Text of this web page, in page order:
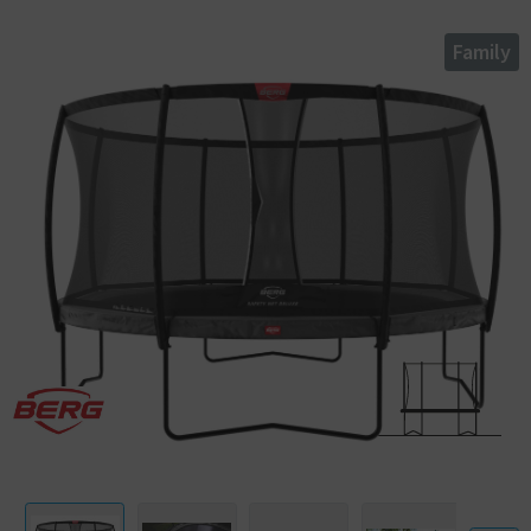
Das BERG Champion ist ein durchdacht entworfenes Trampolin, das
Kombination von TwinSpring-Federn und AirFlow-Sprungtuch zeichnet
sich dieses Trampolin durch einen geringeren Luftwiderstand und eine
größere Sprungfläche aus.
Airflow
Sprungtuch und flexiblen Federn. Um das Springerlebnis noch weiter zu
verbessern, haben wir ein Sprungtuch mit AirFlow-Technik entwickelt.
Dieses Sprungtuch lässt 50 % mehr Luft durch als herkömmliche
Ausführungen. Das verringert den (Luft-) Widerstand beim Springen,
wodurch höhere Sprünge möglich werden.
Twinspring Gold
Die „Perfect Jump Area“ ist der Teil des Sprungtuchs, auf dem es sich
optimal springen lässt. Wer außerhalb dieses Bereichs springt, wird
„Perfect Jump Area“ wesentlich größer als bei Trampolinen mit
Family